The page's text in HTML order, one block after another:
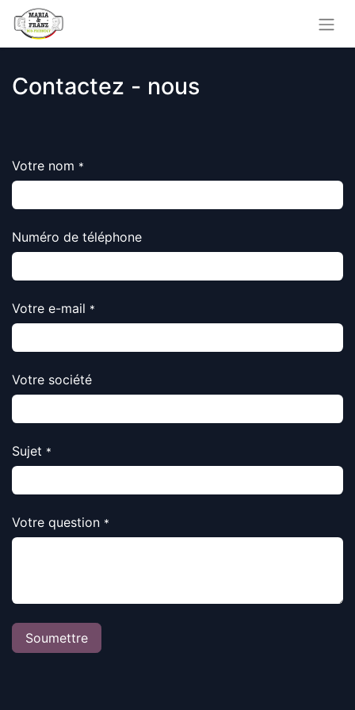
Contactez - nous
Votre nom *
Numéro de téléphone
Votre e-mail *
Votre société
Sujet *
Votre question *
Soumettre